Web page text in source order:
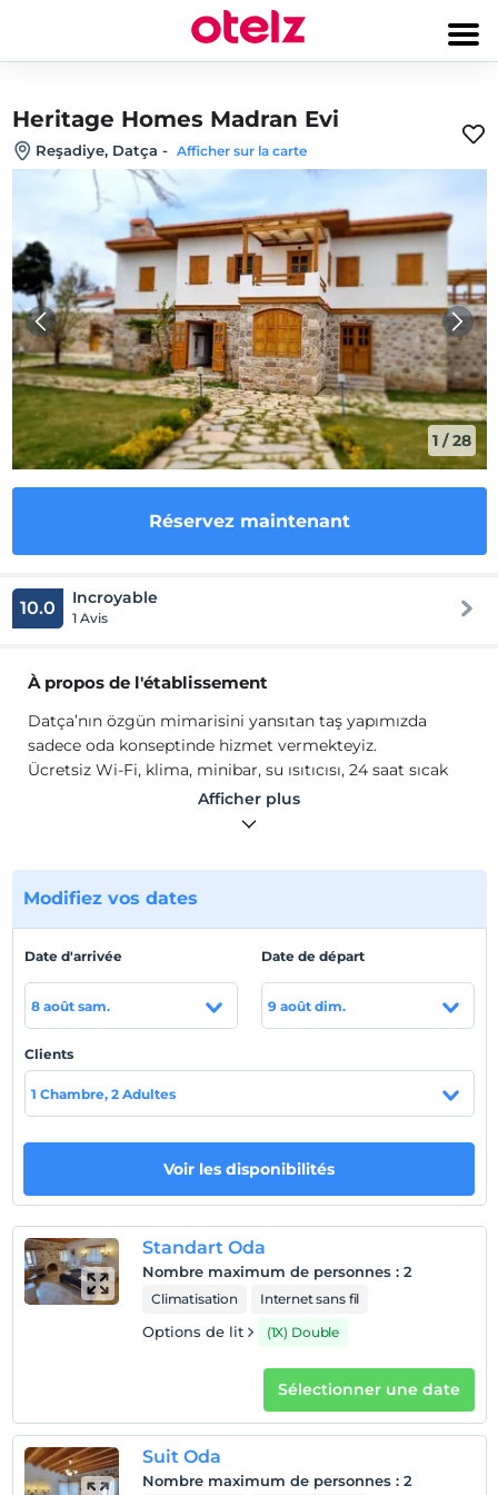
Heritage Homes Madran Evi
Reşadiye, Datça - Afficher sur la carte
1 /28
Réservez maintenant
10.0 Incroyable
1 Avis
À propos de l'établissement
Datça’nın özgün mimarisini yansıtan taş yapımızda
sadece oda konseptinde hizmet vermekteyiz.
Ücretsiz Wi-Fi, klima, minibar, su ısıtıcısı, 24 saat sıcak
su, banyo malzemeleri ve havlular mevcuttur.
Reşadiye’nin tarihi atmosferi içinde, yemyeşil bahçemiz
dingin bir kaçamak yapmak isteyen misafirlerimizi
bekliyoruz.
Emplacement
Datça'nın merkeze araçla 5 dk., Eski Datça'ya 3 dk. sürüş
mesafesindedir. Kargo Koyu'na 10 dk., Datça'nın ünlü
büklerine ortalama araçla 20-30 dk. uzaklıktadır.
Plage
Plaja 5 km mesafededir.
Afficher sur la
carte
Politiques de l'hôtel
enregistrement
Animaux acceptés
fumeur
Afficher plus
Modifiez vos dates
Date d'arrivée
8 août sam.
Date de départ
9 août dim.
Clients
1 Chambre, 2 Adultes
Voir les disponibilités
Standart Oda
Nombre maximum de personnes : 2
Climatisation Internet sans fil
Options de lit (1X) Double
Sélectionner une date
Suit Oda
Nombre maximum de personnes : 2